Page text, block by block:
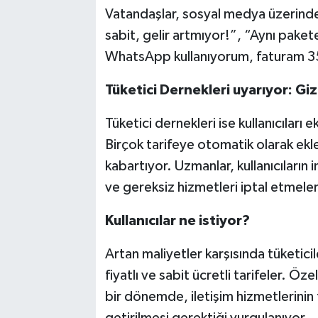
Vatandaşlar, sosyal medya
sabit, gelir artmıyor!”, “Aynı
WhatsApp kullanıyorum, faturam
Tüketici Dernekleri uyarıyor:
Tüketici dernekleri ise kullanıcıları
Birçok tarifeye otomatik olarak
kabartıyor. Uzmanlar,
ve gereksiz hizmetleri iptal
Kullanıcılar ne istiyor?
Artan maliyetler karşısında
fiyatlı ve sabit ücretli tarifeler.
bir dönemde, iletişim